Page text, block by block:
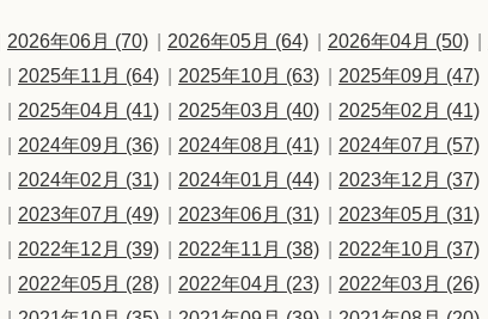
2026年06月 (70) 2026年05月 (64) 2026年04月 (50)
2025年11月 (64) 2025年10月 (63) 2025年09月 (47)
2025年04月 (41) 2025年03月 (40) 2025年02月 (41)
2024年09月 (36) 2024年08月 (41) 2024年07月 (57)
2024年02月 (31) 2024年01月 (44) 2023年12月 (37)
2023年07月 (49) 2023年06月 (31) 2023年05月 (31)
2022年12月 (39) 2022年11月 (38) 2022年10月 (37)
2022年05月 (28) 2022年04月 (23) 2022年03月 (26)